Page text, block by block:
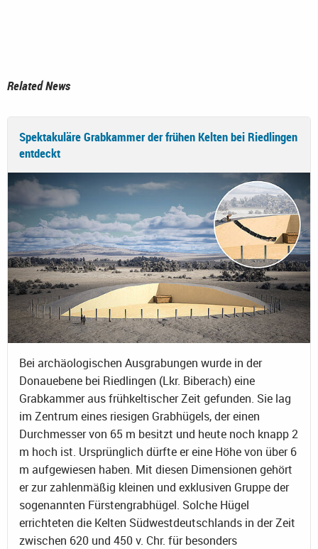
Related News
Spektakuläre Grabkammer der frühen Kelten bei Riedlingen
entdeckt
Bei archäologischen Ausgrabungen wurde in der
Donauebene bei Riedlingen (Lkr. Biberach) eine
Grabkammer aus frühkeltischer Zeit gefunden. Sie lag
im Zentrum eines riesigen Grabhügels, der einen
Durchmesser von 65 m besitzt und heute noch knapp 2
m hoch ist. Ursprünglich dürfte er eine Höhe von über 6
m aufgewiesen haben. Mit diesen Dimensionen gehört
er zur zahlenmäßig kleinen und exklusiven Gruppe der
sogenannten Fürstengrabhügel. Solche Hügel
errichteten die Kelten Südwestdeutschlands in der Zeit
zwischen 620 und 450 v. Chr. für besonders